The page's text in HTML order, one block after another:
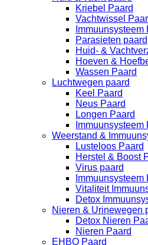
Kriebel Paard
Vachtwissel
Parasieten paard
Huid- &
Hoeven &
Wassen Paard
Luchtwegen paard
Keel Paard
Neus Paard
Longen Paard
Immuunsysteem
Weerstand &
Lusteloos Paard
Herstel & Boost
Virus paard
Immuunsysteem
Vitaliteit
Detox
Nieren & Urinewegen
Detox Nieren
Nieren Paard
EHBO Paard